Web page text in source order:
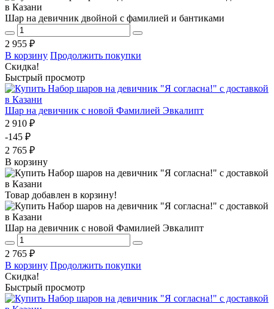
Шар на девичник двойной с фамилией и бантиками
2 955 ₽
В корзину Продолжить покупки
Скидка!
Быстрый просмотр
Шар на девичник с новой Фамилией Эвкалипт
2 910 ₽
-145 ₽
2 765 ₽
В корзину
Товар добавлен в корзину!
Шар на девичник с новой Фамилией Эвкалипт
2 765 ₽
В корзину Продолжить покупки
Скидка!
Быстрый просмотр